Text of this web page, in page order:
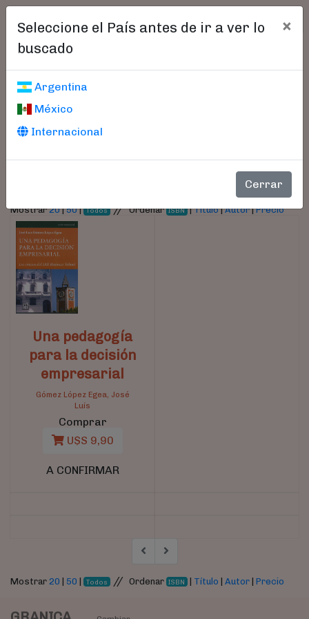
Seleccione el País antes de ir a ver lo
buscado
×
Argentina
México
Internacional
Cerrar
Libros encontrados
Parámetros
Mostrar20|50| Todos //Ordenar ISBN |Título|Autor|Precio
Una pedagogía
para la decisión
empresarial
Gómez López Egea, José
Luís
Comprar
U$S 9,90
A CONFIRMAR
Mostrar 20 | 50 | Todos // Ordenar ISBN | Título |Autor |Precio